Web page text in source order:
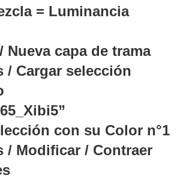
= Luminancia
Nueva capa de trama
/ Cargar selección
con su Color n°1
/ Modificar / Contraer